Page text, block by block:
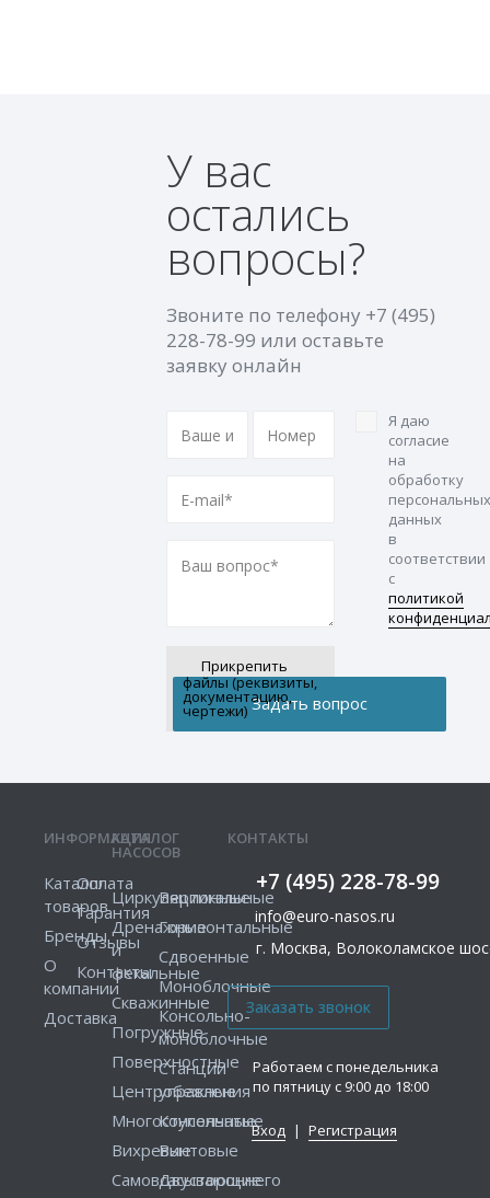
У вас
остались
вопросы?
Звоните по телефону +7 (495)
228-78-99 или оставьте
заявку онлайн
Прикрепить
файлы (реквизиты,
документацию,
чертежи)
Я даю
согласие
на
обработку
персональных
данных
в
соответствии
с
политикой
КОНТАКТЫ
+7 (495) 228-78-99
info@euro-nasos.ru
г. Москва, Волоколамское
Работаем с понедельника
по пятницу с 9:00 до 18:00
Вход | Регистрация
ИНФОРМАЦИЯ
Каталог
товаров
Бренды
О
компании
Доставка
Оплата
Гарантия
Отзывы
Контакты
КАТАЛОГ
НАСОСОВ
Циркуляционные
Дренажные
и
фекальные
Скважинные
Погружные
Поверхностные
Центробежные
Многоступенчатые
Вихревые
Самовсасывающие
Вертикальные
Горизонтальные
Сдвоенные
Моноблочные
Консольно-
моноблочные
Станции
управления
Консольные
Винтовые
Двустороннего